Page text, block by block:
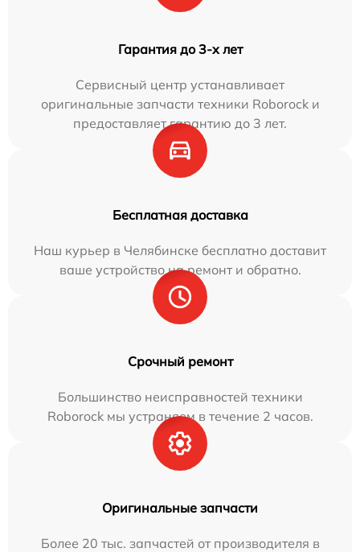
Гарантия до 3-х лет
Сервисный центр устанавливает
оригинальные запчасти техники Roborock и
предоставляет гарантию до 3 лет.
Бесплатная доставка
Наш курьер в Челябинске бесплатно доставит
ваше устройство на ремонт и обратно.
Срочный ремонт
Большинство неисправностей техники
Roborock мы устраняем в течение 2 часов.
Оригинальные запчасти
Более 20 тыс. запчастей от производителя в